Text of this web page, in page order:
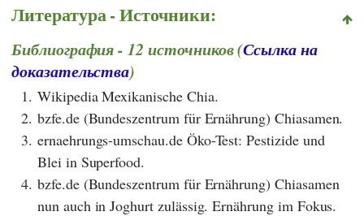
Литература - Источники:
Библиография - 12 источников (Ссылка на
доказательства)
1. Wikipedia Mexikanische Chia.
2. bzfe.de (Bundeszentrum für Ernährung) Chiasamen.
3. ernaehrungs-umschau.de Öko-Test: Pestizide und
Blei in Superfood.
4. bzfe.de (Bundeszentrum für Ernährung) Chiasamen
nun auch in Joghurt zulässig. Ernährung im Fokus.